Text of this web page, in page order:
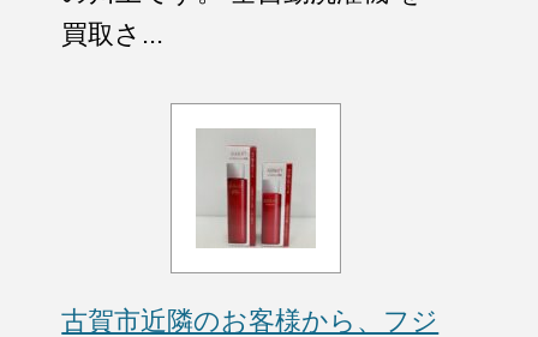
買取さ...
古賀市近隣のお客様から、フジ